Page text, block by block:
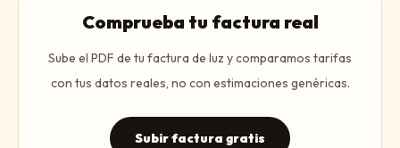
Comprueba tu factura real
Sube el PDF de tu factura de luz y comparamos tarifas
con tus datos reales, no con estimaciones genéricas.
Subir factura gratis